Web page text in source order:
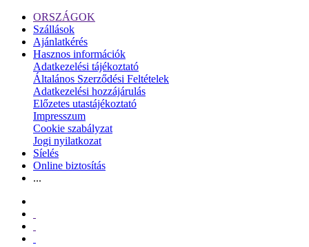
ORSZÁGOK
Szállások
Ajánlatkérés
Hasznos információk
Adatkezelési tájékoztató
Általános Szerződési Feltételek
Adatkezelési hozzájárulás
Előzetes utastájékoztató
Impresszum
Cookie szabályzat
Jogi nyilatkozat
Síelés
Online biztosítás
...